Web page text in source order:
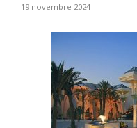
19 novembre 2024